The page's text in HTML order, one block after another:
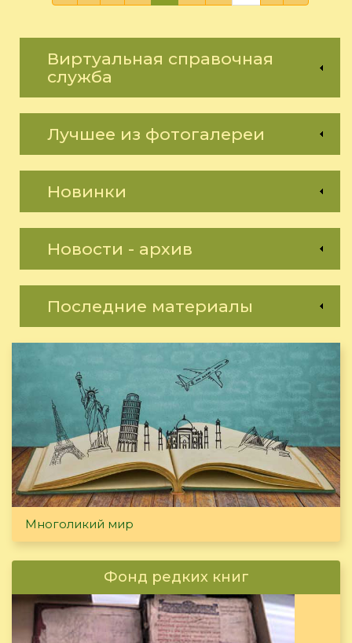
Виртуальная справочная
служба
Лучшее из фотогалереи
Новинки
Новости - архив
Последние материалы
Многоликий мир
Фонд редких книг